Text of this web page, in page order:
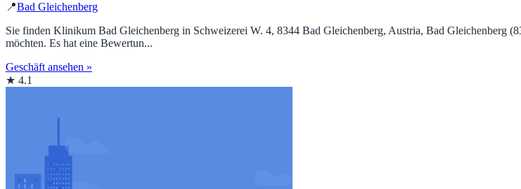
📍Bad Gleichenberg
Sie finden Klinikum Bad Gleichenberg in Schweizerei W. 4, 8344 Bad Gleichenberg, Austria, Bad Gleichenberg
möchten. Es hat eine Bewertun...
Geschäft ansehen »
★ 4.1